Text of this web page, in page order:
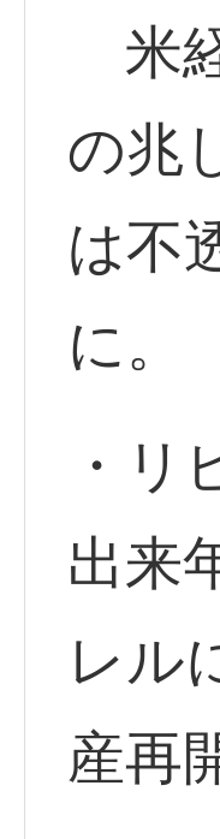
米
の兆
は不
に。
・リ
出来
レル
産再